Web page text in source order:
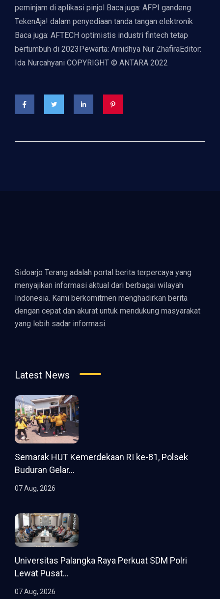
peminjam di aplikasi pinjol Baca juga: AFPI gandeng
TekenAja! dalam penyediaan tanda tangan elektronik
Baca juga: AFTECH optimistis industri fintech tetap
bertumbuh di 2023Pewarta: Arnidhya Nur ZhafiraEditor:
Ida Nurcahyani COPYRIGHT © ANTARA 2022
Sidoarjo Terang adalah portal berita terpercaya yang
menyajikan informasi aktual dari berbagai wilayah
Indonesia. Kami berkomitmen menghadirkan berita
dengan cepat dan akurat untuk mendukung masyarakat
yang lebih sadar informasi.
Latest News
Semarak HUT Kemerdekaan RI ke-81, Polsek
Buduran Gelar...
07 Aug, 2026
Universitas Palangka Raya Perkuat SDM Polri
Lewat Pusat...
07 Aug, 2026